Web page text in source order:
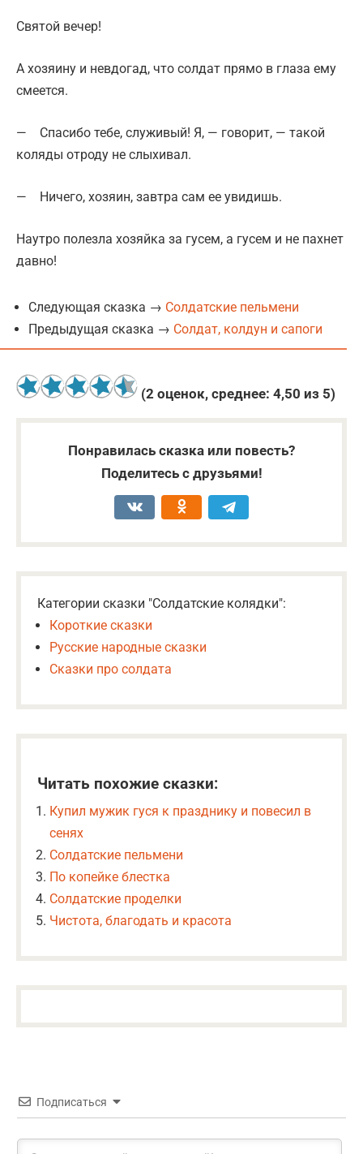
Святой вечер!
А хозяину и невдогад, что солдат прямо в глаза ему
смеется.
— Спасибо тебе, служивый! Я, — говорит, — такой
коляды отроду не слыхивал.
— Ничего, хозяин, завтра сам ее увидишь.
Наутро полезла хозяйка за гусем, а гусем и не пахнет
давно!
Следующая сказка → Солдатские пельмени
Предыдущая сказка → Солдат, колдун и сапоги
(2 оценок, среднее: 4,50 из 5)
Понравилась сказка или повесть?
Поделитесь с друзьями!
Категории сказки "Солдатские колядки":
Короткие сказки
Русские народные сказки
Сказки про солдата
Читать похожие сказки:
Купил мужик гуся к празднику и повесил в
сенях
Солдатские пельмени
По копейке блестка
Солдатские проделки
Чистота, благодать и красота
Подписаться